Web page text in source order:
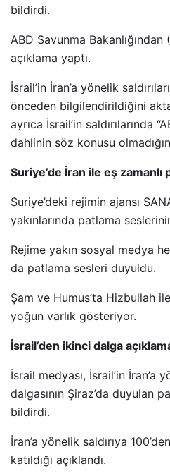
bildirdi.
ABD Savunma
açıklama yaptı.
İsrail’in İran’a yönelik
önceden bilgilendirildiğini
ayrıca İsrail’in saldırılarında
dahlinin söz konusu
Suriye’de İran ile eş zamanlı
Suriye’deki rejimin ajansı
yakınlarında patlama
Rejime yakın sosyal medya
da patlama sesleri duyuldu.
Şam ve Humus’ta Hizbullah
yoğun varlık gösteriyor.
İsrail’den ikinci dalga
İsrail medyası, İsrail’in İran’a
dalgasının Şiraz’da duyulan
bildirdi.
İran’a yönelik saldırıya
katıldığı açıklandı.